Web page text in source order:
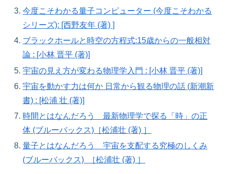
今度こそわかる量子コンピューター (今度こそわかる
シリーズ): [西野友年 (著) ]
ブラックホールと時空の方程式:15歳からの一般相対
論 : [小林 晋平 (著)]
宇宙の見え方が変わる物理学入門 : [小林 晋平 (著)]
宇宙を動かす力は何か 日常から観る物理の話 (新潮新
書) : [松浦 壮 (著)]
時間とはなんだろう 最新物理学で探る「時」の正
体 (ブルーバックス)［松浦壮 (著) ］
量子とはなんだろう 宇宙を支配する究極のしくみ
(ブルーバックス) ［松浦壮 (著) ］